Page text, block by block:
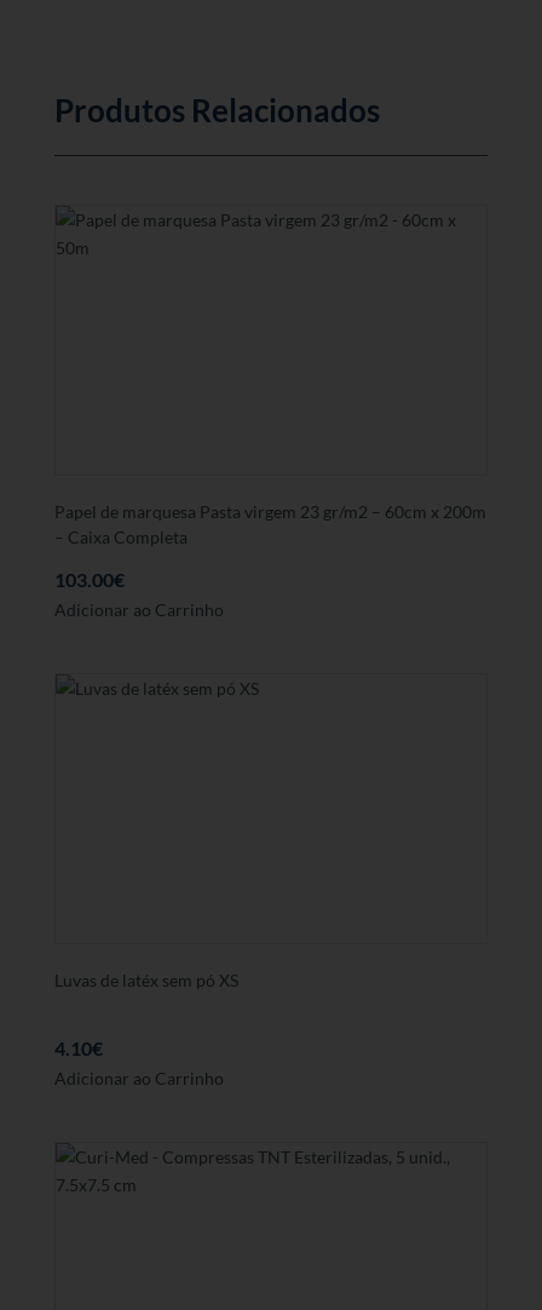
Produtos Relacionados
Papel de marquesa Pasta virgem 23 gr/m2 – 60cm x 200m
– Caixa Completa
103.00€
Adicionar ao Carrinho
Luvas de latéx sem pó XS
4.10€
Adicionar ao Carrinho